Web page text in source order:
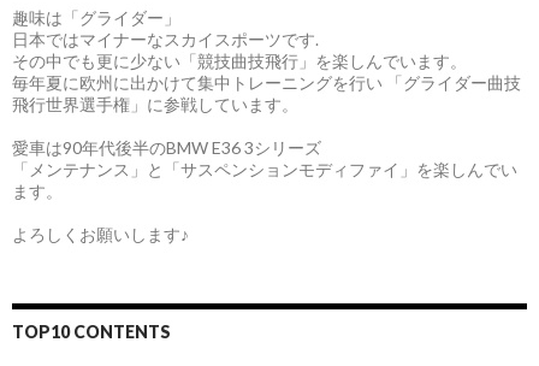
趣味は「グライダー」
日本ではマイナーなスカイスポーツです.
その中でも更に少ない「競技曲技飛行」を楽しんでいます。
毎年夏に欧州に出かけて集中トレーニングを行い 「グライダー曲技
飛行世界選手権」に参戦しています。
愛車は90年代後半のBMW E36 3シリーズ
「メンテナンス」と「サスペンションモディファイ」を楽しんでい
ます。
よろしくお願いします♪
TOP10 CONTENTS